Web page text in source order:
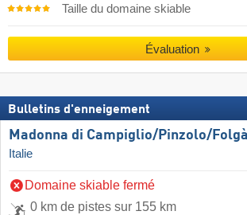
Taille du domaine skiable
Évaluation
Bulletins d'enneigement
Madonna di Campiglio/​Pinzolo/​
Italie
Domaine skiable fermé
0 km de pistes sur 155 km